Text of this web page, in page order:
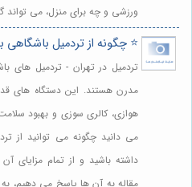
ورزشی و چه برای منزل، می تواند
⭐️ چگونه از تردمیل باشگاهی
تردمیل در تهران - تردمیل های
مدرن هستند. این دستگاه های
هوازی، کالری سوزی و بهبود
می دانید چگونه می توانید از
داشته باشید و از تمام مزایای
مقاله به آن ها پاسخ می دهیم،